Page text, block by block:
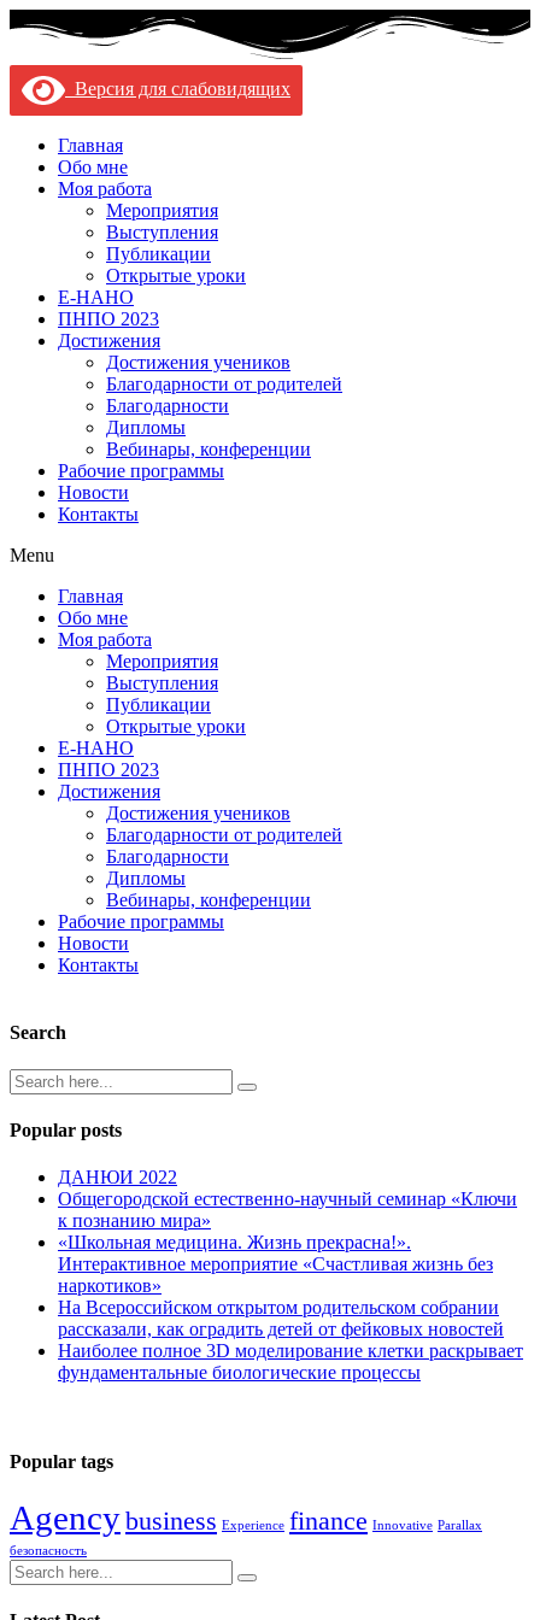
Версия для слабовидящих
Главная
Обо мне
Моя работа
Мероприятия
Выступления
Публикации
Открытые уроки
Е-НАНО
ПНПО 2023
Достижения
Достижения учеников
Благодарности от родителей
Благодарности
Дипломы
Вебинары, конференции
Рабочие программы
Новости
Контакты
Menu
Главная
Обо мне
Моя работа
Мероприятия
Выступления
Публикации
Открытые уроки
Е-НАНО
ПНПО 2023
Достижения
Достижения учеников
Благодарности от родителей
Благодарности
Дипломы
Вебинары, конференции
Рабочие программы
Новости
Контакты
Search
Popular posts
ДАНЮИ 2022
Общегородской естественно-научный семинар «Ключи
к познанию мира»
«Школьная медицина. Жизнь прекрасна!».
Интерактивное мероприятие «Счастливая жизнь без
наркотиков»
На Всероссийском открытом родительском собрании
рассказали, как оградить детей от фейковых новостей
Наиболее полное 3D моделирование клетки раскрывает
фундаментальные биологические процессы
Popular tags
Agencybusiness Experience finance Innovative Parallax
безопасность